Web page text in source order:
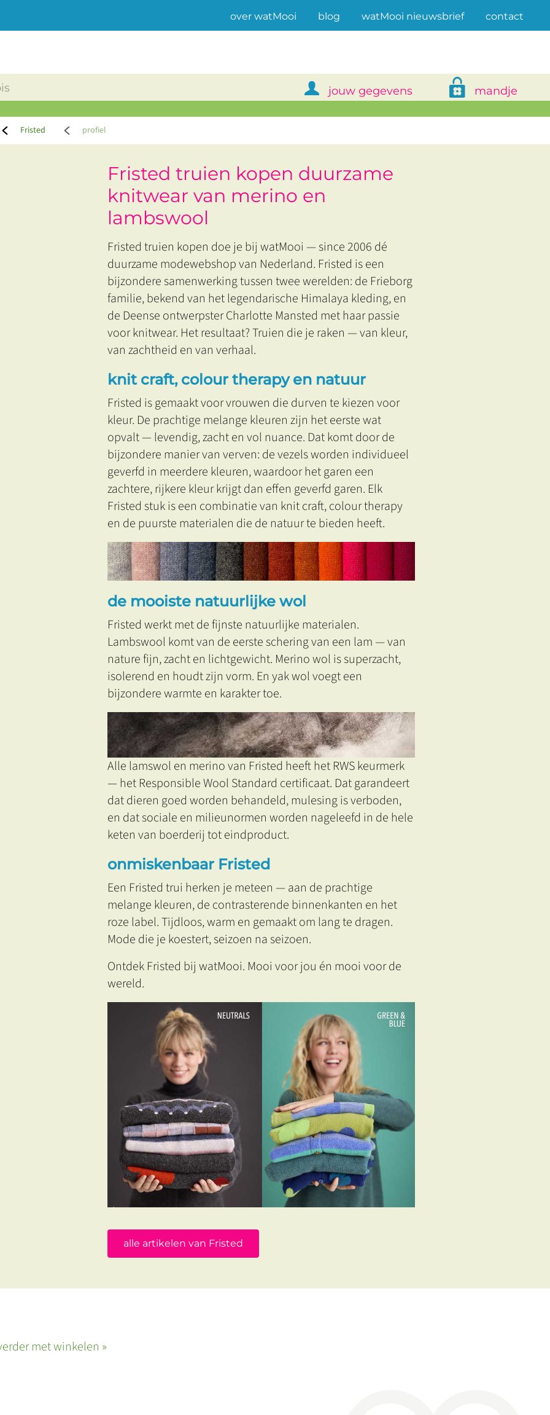
over watMooi(current)
blog watMooi nieuwsbrief contact
jouw gegevens mandje
Fristed profiel
Fristed truien kopen duurzame
knitwear van merino en
lambswool
Fristed truien kopen doe je bij watMooi — since 2006 dé
duurzame modewebshop van Nederland. Fristed is een
bijzondere samenwerking tussen twee werelden: de Frieborg
familie, bekend van het legendarische Himalaya kleding, en
de Deense ontwerpster Charlotte Mansted met haar passie
voor knitwear. Het resultaat? Truien die je raken — van kleur,
van zachtheid en van verhaal.
knit craft, colour therapy en natuur
Fristed is gemaakt voor vrouwen die durven te kiezen voor
kleur. De prachtige melange kleuren zijn het eerste wat
opvalt — levendig, zacht en vol nuance. Dat komt door de
bijzondere manier van verven: de vezels worden individueel
geverfd in meerdere kleuren, waardoor het garen een
zachtere, rijkere kleur krijgt dan effen geverfd garen. Elk
Fristed stuk is een combinatie van knit craft, colour therapy
en de puurste materialen die de natuur te bieden heeft.
de mooiste natuurlijke wol
Fristed werkt met de fijnste natuurlijke materialen.
Lambswool komt van de eerste schering van een lam — van
nature fijn, zacht en lichtgewicht. Merino wol is superzacht,
isolerend en houdt zijn vorm. En yak wol voegt een
bijzondere warmte en karakter toe.
Alle lamswol en merino van Fristed heeft het RWS keurmerk
— het Responsible Wool Standard certificaat. Dat garandeert
dat dieren goed worden behandeld, mulesing is verboden,
en dat sociale en milieunormen worden nageleefd in de hele
keten van boerderij tot eindproduct.
onmiskenbaar Fristed
Een Fristed trui herken je meteen — aan de prachtige
melange kleuren, de contrasterende binnenkanten en het
roze label. Tijdloos, warm en gemaakt om lang te dragen.
Mode die je koestert, seizoen na seizoen.
Ontdek Fristed bij watMooi. Mooi voor jou én mooi voor de
wereld.
alle artikelen van Fristed
met winkelen »